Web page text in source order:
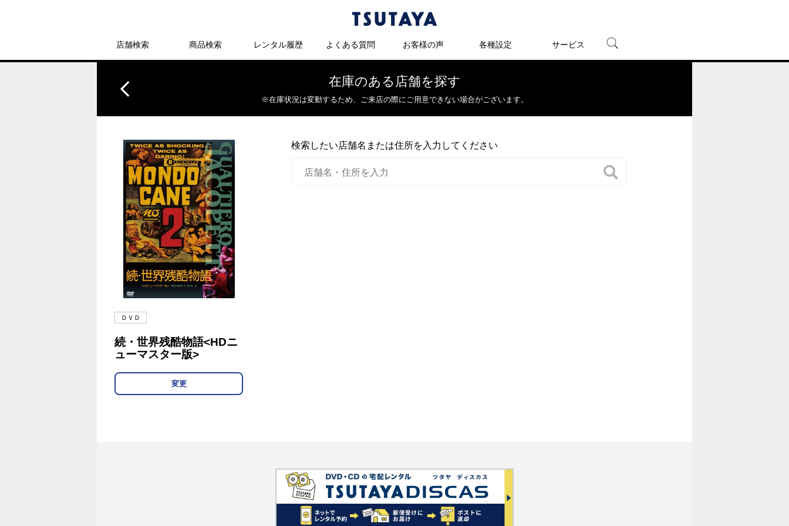
店舗検索 商品検索 レンタル履歴 よくある質問 お客様の声 各種設定 サービス
在庫のある店舗を探す
※在庫状況は変動するため、 ご来店の際にご用意できない場合がございます。
ＤＶＤ
続・世界残酷物語<HDニ
ューマスター版>
変更
検索したい店舗名または住所を入力してください